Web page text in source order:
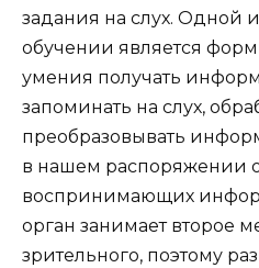
задания на слух. Одной
обучении является
умения получать
запоминать на слух,
преобразовывать
в нашем распоряжении
воспринимающих
орган занимает второе
зрительного, поэтому